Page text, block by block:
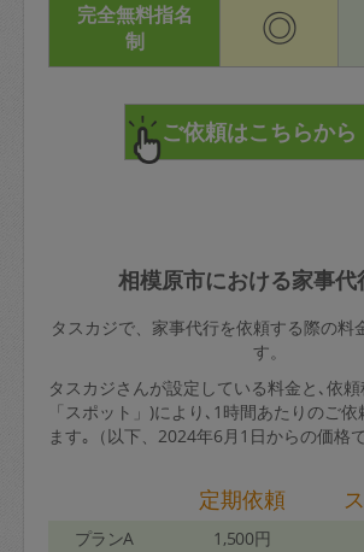
完全無料指名
制
◎
相模原市における家事代
タスカジで、家事代行を依頼する際の料
す。
タスカジさんが設定している料金と､依
「スポット」)により､1時間あたりのご
ます｡（以下、2024年6月1日からの価格で
定期依頼
プランA 1,500円